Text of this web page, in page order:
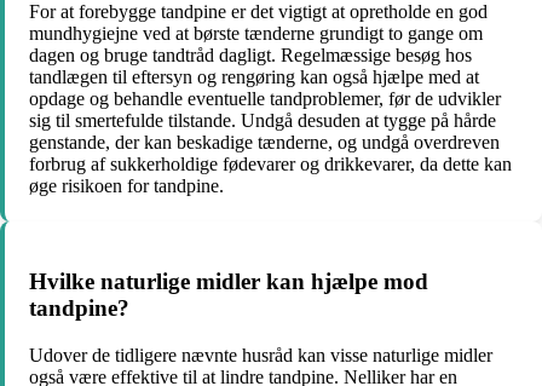
For at forebygge tandpine er det vigtigt at opretholde en god
mundhygiejne ved at børste tænderne grundigt to gange om
dagen og bruge tandtråd dagligt. Regelmæssige besøg hos
tandlægen til eftersyn og rengøring kan også hjælpe med at
opdage og behandle eventuelle tandproblemer, før de udvikler
sig til smertefulde tilstande. Undgå desuden at tygge på hårde
genstande, der kan beskadige tænderne, og undgå overdreven
forbrug af sukkerholdige fødevarer og drikkevarer, da dette kan
øge risikoen for tandpine.
Hvilke naturlige midler kan hjælpe mod
tandpine?
Udover de tidligere nævnte husråd kan visse naturlige midler
også være effektive til at lindre tandpine. Nelliker har en